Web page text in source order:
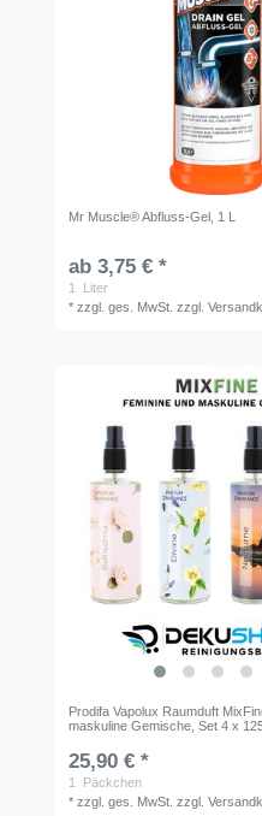
Mr Muscle® Abfluss-Gel, 1 L
ab 3,75 € *
1
Liter
*zzgl. ges. MwSt. zzgl.
Prodifa Vapolux Raumduft
maskuline Gemische, Set 4 x
25,90 € *
1
Päckchen
*zzgl. ges. MwSt. zzgl.